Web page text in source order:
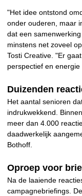
"Het idee ontstond
onder ouderen, maar
dat een
minstens net zoveel
Tosti Creative. "Er
perspectief en
Duizenden
Het aantal senioren
indrukwekkend.
meer dan 4.000
daadwerkelijk
Bothoff.
Oproep voor
Na de laaiende
campagnebriefings.